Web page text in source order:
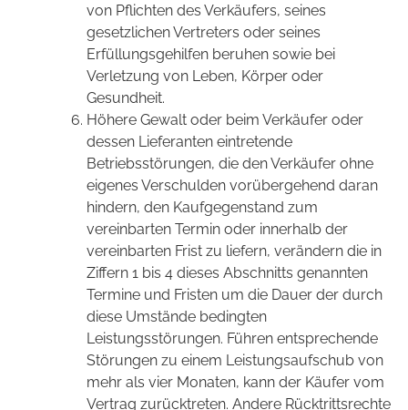
von Pflichten des Verkäufers, seines
gesetzlichen Vertreters oder seines
Erfüllungsgehilfen beruhen sowie bei
Verletzung von Leben, Körper oder
Gesundheit.
Höhere Gewalt oder beim Verkäufer oder
dessen Lieferanten eintretende
Betriebsstörungen, die den Verkäufer ohne
eigenes Verschulden vorübergehend daran
hindern, den Kaufgegenstand zum
vereinbarten Termin oder innerhalb der
vereinbarten Frist zu liefern, verändern die in
Ziffern 1 bis 4 dieses Abschnitts genannten
Termine und Fristen um die Dauer der durch
diese Umstände bedingten
Leistungsstörungen. Führen entsprechende
Störungen zu einem Leistungsaufschub von
mehr als vier Monaten, kann der Käufer vom
Vertrag zurücktreten. Andere Rücktrittsrechte